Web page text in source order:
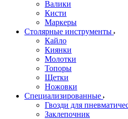
Валики
Кисти
Маркеры
Столярные инструменты
Кайло
Киянки
Молотки
Топоры
Щетки
Ножовки
Специализированные
Гвозди для
Заклепочник